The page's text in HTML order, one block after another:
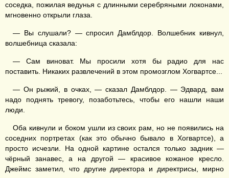
соседка, пожилая ведунья с длинными серебряными локонами,
мгновенно открыли глаза.
— Вы слушали? — спросил Дамблдор. Волшебник кивнул,
волшебница сказала:
— Сам виноват. Мы просили хотя бы радио для нас
поставить. Никаких развлечений в этом промозглом Хогвартсе...
— Он рыжий, в очках, — сказал Дамблдор. — Эдвард, вам
надо поднять тревогу, позаботьтесь, чтобы его нашли наши
люди.
Оба кивнули и боком ушли из своих рам, но не появились на
соседних портретах (как это обычно бывало в Хогвартсе), а
просто исчезли. На одной картине остался только задник —
чёрный занавес, а на другой — красивое кожаное кресло.
Джеймс заметил, что другие директора и директрисы, мирно